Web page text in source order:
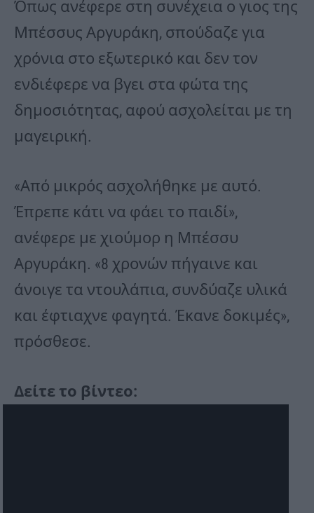
Όπως ανέφερε στη συνέχεια ο γιος της
Μπέσσυς Αργυράκη, σπούδαζε για
χρόνια στο εξωτερικό και δεν τον
ενδιέφερε να βγει στα φώτα της
δημοσιότητας, αφού ασχολείται με τη
μαγειρική.
«Από μικρός ασχολήθηκε με αυτό.
Έπρεπε κάτι να φάει το παιδί»,
ανέφερε με χιούμορ η Μπέσσυ
Αργυράκη. «8 χρονών πήγαινε και
άνοιγε τα ντουλάπια, συνδύαζε υλικά
και έφτιαχνε φαγητά. Έκανε δοκιμές»,
πρόσθεσε.
Δείτε το βίντεο: